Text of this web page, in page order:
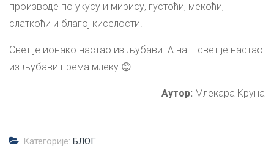
производе по укусу и мирису, густоћи, мекоћи,
слаткоћи и благој киселости.
Свет је ионако настао из љубави. А наш свет је настао
из љубави према млеку 😊
Аутор: Млекара Круна
Категорије: БЛОГ